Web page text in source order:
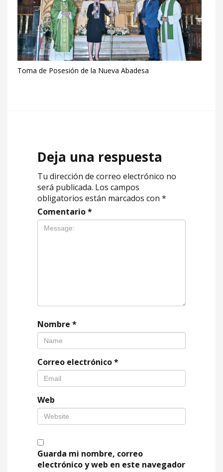
Toma de Posesión de la Nueva Abadesa
Deja una respuesta
Tu dirección de correo electrónico no
será publicada. Los campos
obligatorios están marcados con *
Comentario*
Nombre *
Correo electrónico*
Web
Guarda mi nombre, correo
electrónico y web en este navegador